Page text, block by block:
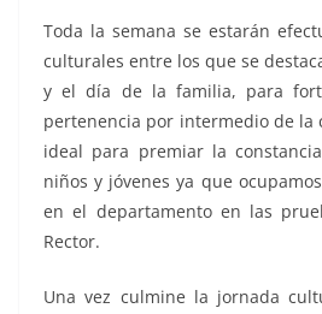
Toda la semana se estarán
culturales entre los que se
y el día de la familia, para
pertenencia por intermedio de la
ideal para premiar la
niños y jóvenes ya que
en el departamento en las
Rector.
Una vez culmine la jornada